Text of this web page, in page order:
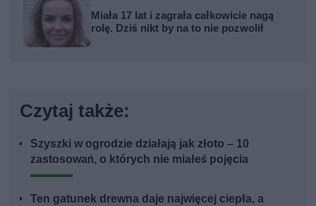
Miała 17 lat i zagrała całkowicie nagą
rolę. Dziś nikt by na to nie pozwolił
Czytaj także:
Szyszki w ogrodzie działają jak złoto – 10
zastosowań, o których nie miałeś pojęcia
Ten gatunek drewna daje najwięcej ciepła, a